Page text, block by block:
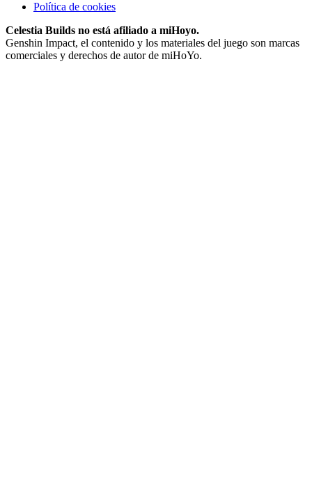
Política de cookies
Celestia Builds no está afiliado a miHoyo.
Genshin Impact, el contenido y los materiales del juego son marcas
comerciales y derechos de autor de miHoYo.